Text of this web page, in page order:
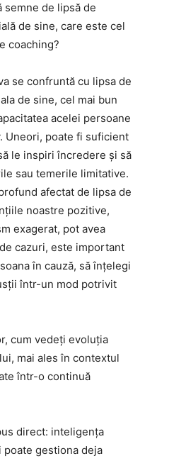
semne de lipsă de
de sine, care este cel
coaching?
se confruntă cu lipsa de
de sine, cel mai bun
acelei persoane
Uneori, poate fi suficient
le inspiri încredere și să
sau temerile limitative.
afectat de lipsa de
noastre pozitive,
exagerat, pot avea
cazuri, este important
în cauză, să înțelegi
într-un mod potrivit
cum vedeți evoluția
mai ales în contextul
într-o continuă
direct: inteligența
poate gestiona deja